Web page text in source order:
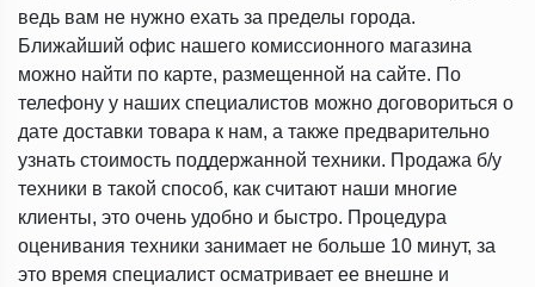
ведь вам не нужно ехать за пределы города.
Ближайший офис нашего комиссионного магазина
можно найти по карте, размещенной на сайте. По
телефону у наших специалистов можно договориться о
дате доставки товара к нам, а также предварительно
узнать стоимость поддержанной техники. Продажа б/у
техники в такой способ, как считают наши многие
клиенты, это очень удобно и быстро. Процедура
оценивания техники занимает не больше 10 минут, за
это время специалист осматривает ее внешне и